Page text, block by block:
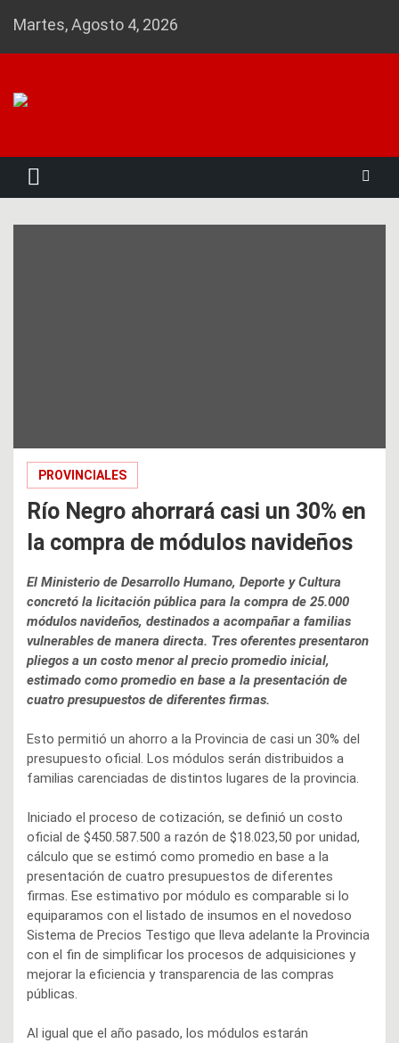
Martes, Agosto 4, 2026
PROVINCIALES
Río Negro ahorrará casi un 30% en
la compra de módulos navideños
El Ministerio de Desarrollo Humano, Deporte y Cultura
concretó la licitación pública para la compra de 25.000
módulos navideños, destinados a acompañar a familias
vulnerables de manera directa. Tres oferentes presentaron
pliegos a un costo menor al precio promedio inicial,
estimado como promedio en base a la presentación de
cuatro presupuestos de diferentes firmas.
Esto permitió un ahorro a la Provincia de casi un 30% del
presupuesto oficial. Los módulos serán distribuidos a
familias carenciadas de distintos lugares de la provincia.
Iniciado el proceso de cotización, se definió un costo
oficial de $450.587.500 a razón de $18.023,50 por unidad,
cálculo que se estimó como promedio en base a la
presentación de cuatro presupuestos de diferentes
firmas. Ese estimativo por módulo es comparable si lo
equiparamos con el listado de insumos en el novedoso
Sistema de Precios Testigo que lleva adelante la Provincia
con el fin de simplificar los procesos de adquisiciones y
mejorar la eficiencia y transparencia de las compras
públicas.
Al igual que el año pasado, los módulos estarán